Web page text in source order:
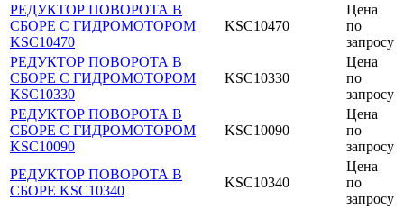
РЕДУКТОР ПОВОРОТА В
СБОРЕ С ГИДРОМОТОРОМ
KSC10470
KSC10470
Цена
по
запросу
РЕДУКТОР ПОВОРОТА В
СБОРЕ С ГИДРОМОТОРОМ
KSC10330
KSC10330
Цена
по
запросу
РЕДУКТОР ПОВОРОТА В
СБОРЕ С ГИДРОМОТОРОМ
KSC10090
KSC10090
Цена
по
запросу
РЕДУКТОР ПОВОРОТА В
СБОРЕ KSC10340
KSC10340
Цена
по
запросу